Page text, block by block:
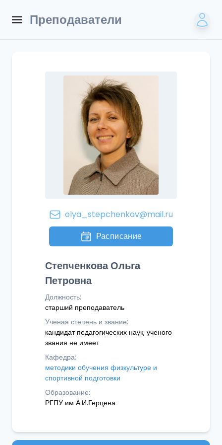
Преподаватели
olya_stepchenkov@mail.ru
Расписание
Степченкова Ольга
Петровна
Должность:
старший преподаватель
Ученая степень и звание:
кандидат педагогических наук, ученого
звания не имеет
Кафедра:
методики обучения физкультуре и
спортивной подготовки
Образование:
РГПУ им А.И.Герцена